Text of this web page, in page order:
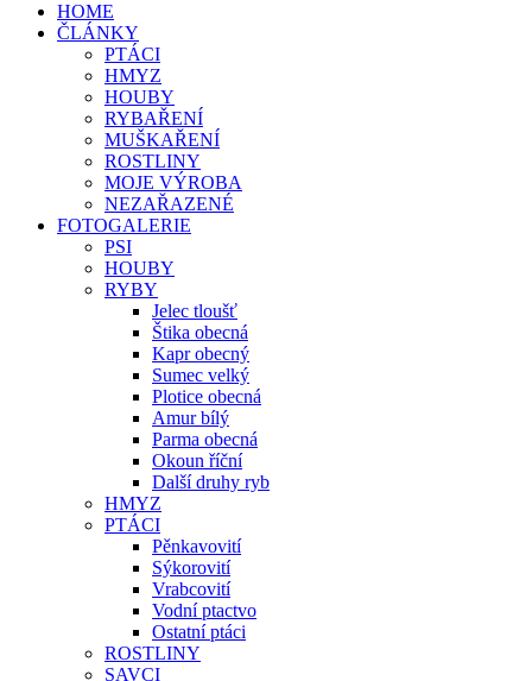
HOME
ČLÁNKY
PTÁCI
HMYZ
HOUBY
RYBAŘENÍ
MUŠKAŘENÍ
ROSTLINY
MOJE VÝROBA
NEZAŘAZENÉ
FOTOGALERIE
PSI
HOUBY
RYBY
Jelec tloušť
Štika obecná
Kapr obecný
Sumec velký
Plotice obecná
Amur bílý
Parma obecná
Okoun říční
Další druhy ryb
HMYZ
PTÁCI
Pěnkavovití
Sýkorovití
Vrabcovití
Vodní ptactvo
Ostatní ptáci
ROSTLINY
SAVCI